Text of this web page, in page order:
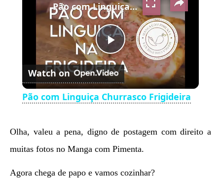
Play
Video
Pão com Linguiça Churrasco Frigideira
Watch on
Pão com Linguiça Churrasco Frigideira
Olha, valeu a pena, digno de postagem com direito a
muitas fotos no Manga com Pimenta.
Agora chega de papo e vamos cozinhar?